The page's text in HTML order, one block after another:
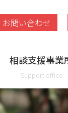
お問い合わせ
相談支援事業
Support office